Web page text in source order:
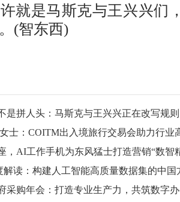
是马斯克与王兴兴们
(智东西)
是拼人头：马斯克与王兴兴正在改写规则
士：COITM出入境旅行交易会助力行业
，AI工作手机为东风猛士打造营销“数智
解读：构建人工智能高质量数据集的中国
采购年会：打造专业生产力，共筑数字